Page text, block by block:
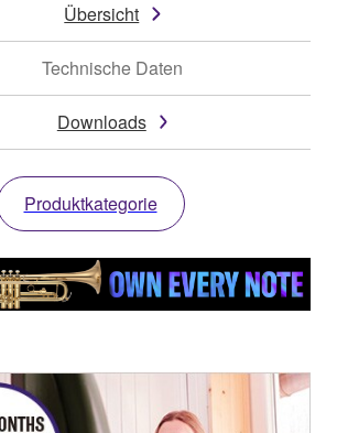
Übersicht
Technische Daten
Downloads
Produktkategorie